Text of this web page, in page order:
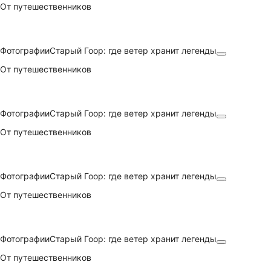
От путешественников
ФотографииСтарый Гоор: где ветер хранит легенды
От путешественников
ФотографииСтарый Гоор: где ветер хранит легенды
От путешественников
ФотографииСтарый Гоор: где ветер хранит легенды
От путешественников
ФотографииСтарый Гоор: где ветер хранит легенды
От путешественников